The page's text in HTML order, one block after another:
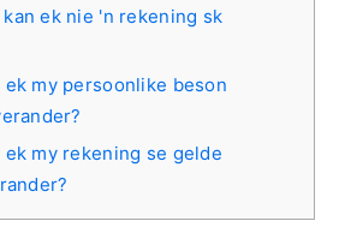
kan ek nie 'n rekening sk
ek my persoonlike beson
ek my rekening se gelde